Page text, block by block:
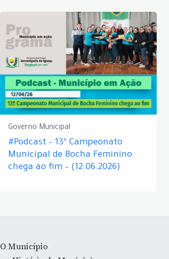
Governo Municipal
#Podcast – 13º Campeonato
Municipal de Bocha Feminino
chega ao fim – (12.06.2026)
O Município